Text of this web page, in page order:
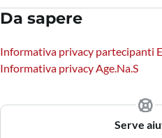
Da sapere
Informativa privacy partecipanti
Informativa privacy Age.Na.S
Serve